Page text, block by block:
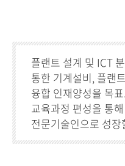
플랜트 설계 및 ICT
통한 기계설비, 플랜
융합 인재양성을 목
교육과정 편성을 통
전문기술인으로 성장